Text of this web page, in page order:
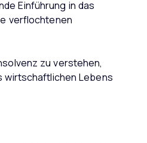
Einführung in das
verflochtenen
zu verstehen,
wirtschaftlichen Lebens